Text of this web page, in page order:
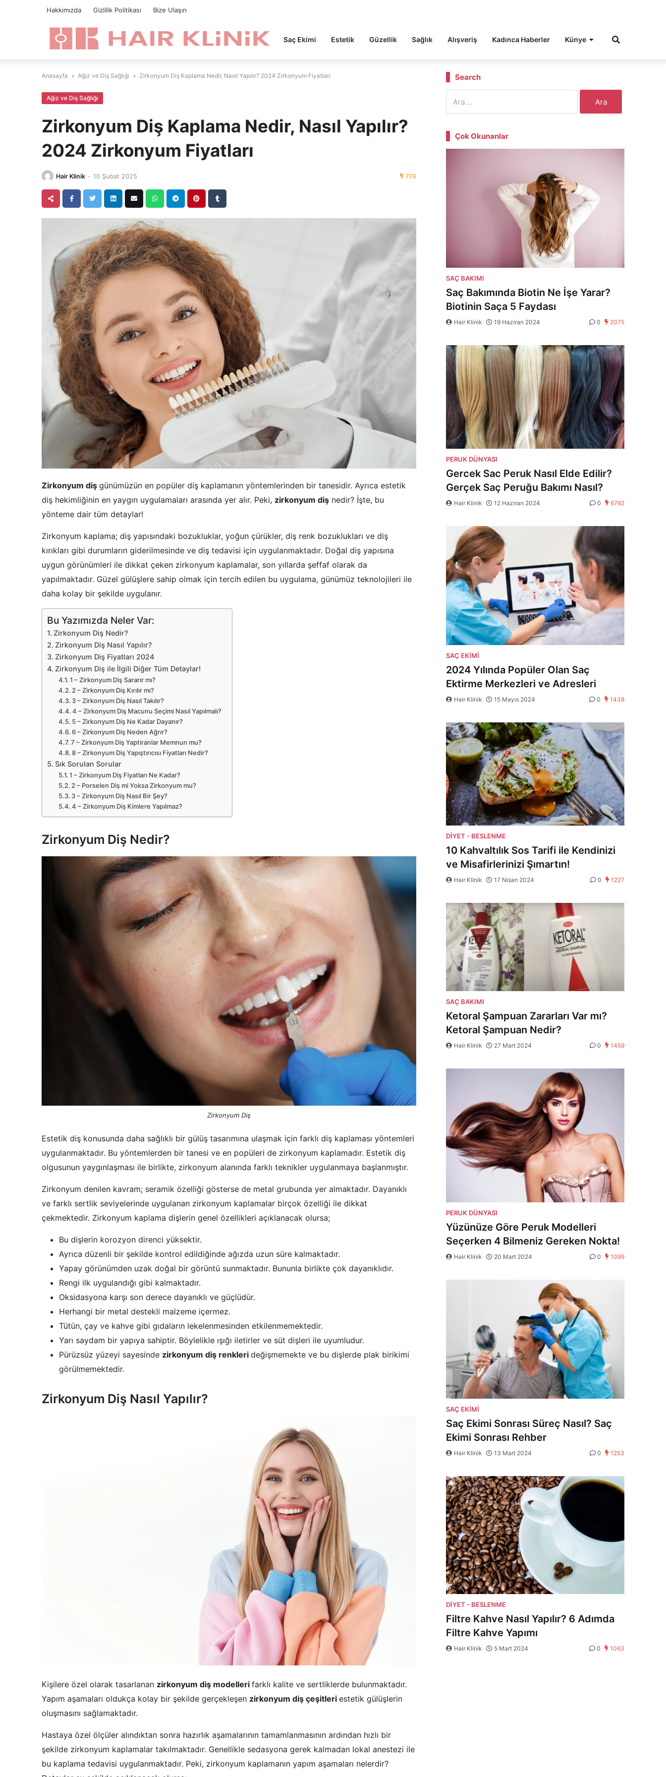
Hakkımızda Gizlilik Politikası Bize Ulaşın
Saç Ekimi Estetik Güzellik Sağlık Alışveriş Kadınca Haberler Künye
Anasayfa » Ağız ve Diş Sağlığı » Zirkonyum Diş Kaplama Nedir, Nasıl Yapılır? 2024 Zirkonyum Fiyatları
Ağız ve Diş Sağlığı
Zirkonyum Diş Kaplama Nedir, Nasıl Yapılır?
2024 Zirkonyum Fiyatları
Hair Klinik - 10 Şubat 2025 776
Zirkonyum diş günümüzün en popüler diş kaplamanın yöntemlerinden bir tanesidir. Ayrıca estetik
diş hekimliğinin en yaygın uygulamaları arasında yer alır. Peki, zirkonyum diş nedir? İşte, bu
yönteme dair tüm detaylar!
Zirkonyum kaplama; diş yapısındaki bozukluklar, yoğun çürükler, diş renk bozuklukları ve diş
kırıkları gibi durumların giderilmesinde ve diş tedavisi için uygulanmaktadır. Doğal diş yapısına
uygun görünümleri ile dikkat çeken zirkonyum kaplamalar, son yıllarda şeffaf olarak da
yapılmaktadır. Güzel gülüşlere sahip olmak için tercih edilen bu uygulama, günümüz teknolojileri ile
daha kolay bir şekilde uygulanır.
Bu Yazımızda Neler Var:
Zirkonyum Diş Nedir?
Zirkonyum Diş Nasıl Yapılır?
Zirkonyum Diş Fiyatları 2024
Zirkonyum Diş ile İlgili Diğer Tüm Detaylar!
1 – Zirkonyum Diş Sararır mı?
2 – Zirkonyum Diş Kırılır mı?
3 – Zirkonyum Diş Nasıl Takılır?
4 – Zirkonyum Diş Macunu Seçimi Nasıl Yapılmalı?
5 – Zirkonyum Diş Ne Kadar Dayanır?
6 – Zirkonyum Diş Neden Ağrır?
7 – Zirkonyum Diş Yaptiranlar Memnun mu?
8 – Zirkonyum Diş Yapıştırıcısı Fiyatları Nedir?
Sık Sorulan Sorular
1 – Zirkonyum Diş Fiyatları Ne Kadar?
2 – Porselen Diş mi Yoksa Zirkonyum mu?
3 – Zirkonyum Diş Nasıl Bir Şey?
4 – Zirkonyum Diş Kimlere Yapılmaz?
Zirkonyum Diş Nedir?
Zirkonyum Diş
Estetik diş konusunda daha sağlıklı bir gülüş tasarımına ulaşmak için farklı diş kaplaması yöntemleri
uygulanmaktadır. Bu yöntemlerden bir tanesi ve en popüleri de zirkonyum kaplamadır. Estetik diş
olgusunun yaygınlaşması ile birlikte, zirkonyum alanında farklı teknikler uygulanmaya başlanmıştır.
Zirkonyum denilen kavram; seramik özelliği gösterse de metal grubunda yer almaktadır. Dayanıklı
ve farklı sertlik seviyelerinde uygulanan zirkonyum kaplamalar birçok özelliği ile dikkat
çekmektedir. Zirkonyum kaplama dişlerin genel özellikleri açıklanacak olursa;
Bu dişlerin korozyon direnci yüksektir.
Ayrıca düzenli bir şekilde kontrol edildiğinde ağızda uzun süre kalmaktadır.
Yapay görünümden uzak doğal bir görüntü sunmaktadır. Bununla birlikte çok dayanıklıdır.
Rengi ilk uygulandığı gibi kalmaktadır.
Oksidasyona karşı son derece dayanıklı ve güçlüdür.
Herhangi bir metal destekli malzeme içermez.
Tütün, çay ve kahve gibi gıdaların lekelenmesinden etkilenmemektedir.
Yarı saydam bir yapıya sahiptir. Böylelikle ışığı iletirler ve süt dişleri ile uyumludur.
Pürüzsüz yüzeyi sayesinde zirkonyum diş renkleri değişmemekte ve bu dişlerde plak birikimi
görülmemektedir.
Zirkonyum Diş Nasıl Yapılır?
Kişilere özel olarak tasarlanan zirkonyum diş modelleri farklı kalite ve sertliklerde bulunmaktadır.
Yapım aşamaları oldukça kolay bir şekilde gerçekleşen zirkonyum diş çeşitleri estetik gülüşlerin
oluşmasını sağlamaktadır.
Hastaya özel ölçüler alındıktan sonra hazırlık aşamalarının tamamlanmasının ardından hızlı bir
şekilde zirkonyum kaplamalar takılmaktadır. Genellikle sedasyona gerek kalmadan lokal anestezi ile
bu kaplama tedavisi uygulanmaktadır. Peki, zirkonyum kaplamanın yapım aşamaları nelerdir?
Search
Çok Okunanlar
SAÇ BAKIMI
Saç Bakımında Biotin Ne İşe Yarar?
Biotinin Saça 5 Faydası
Hair Klinik 19 Haziran 2024 0 2075
PERUK DÜNYASI
Gercek Sac Peruk Nasıl Elde Edilir?
Gerçek Saç Peruğu Bakımı Nasıl?
Hair Klinik 12 Haziran 2024 0 6762
SAÇ EKIMI
2024 Yılında Popüler Olan Saç
Ektirme Merkezleri ve Adresleri
Hair Klinik 15 Mayıs 2024 0 1438
DIYET - BESLENME
10 Kahvaltılık Sos Tarifi ile Kendinizi
ve Misafirlerinizi Şımartın!
Hair Klinik 17 Nisan 2024 0 1227
SAÇ BAKIMI
Ketoral Şampuan Zararları Var mı?
Ketoral Şampuan Nedir?
Hair Klinik 27 Mart 2024 0 1459
PERUK DÜNYASI
Yüzünüze Göre Peruk Modelleri
Seçerken 4 Bilmeniz Gereken Nokta!
Hair Klinik 20 Mart 2024 0 1099
SAÇ EKIMI
Saç Ekimi Sonrası Süreç Nasıl? Saç
Ekimi Sonrası Rehber
Hair Klinik 13 Mart 2024 0 1253
DIYET - BESLENME
Filtre Kahve Nasıl Yapılır? 6 Adımda
Filtre Kahve Yapımı
Hair Klinik 5 Mart 2024 0 1063